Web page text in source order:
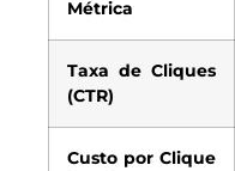
Métrica
Taxa de Cliques
(CTR)
Custo por Clique